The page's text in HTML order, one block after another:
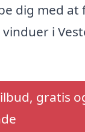
dig med at
i
gratis